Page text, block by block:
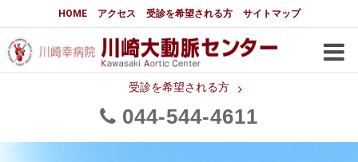
HOME アクセス 受診を希望される方 サイトマップ
受診を希望される方
044 544 4611
大動脈センターについて
はじめに 大動脈センターについて
メディアでの紹介
都道府県別患者マップ 都道府県別紹介病院